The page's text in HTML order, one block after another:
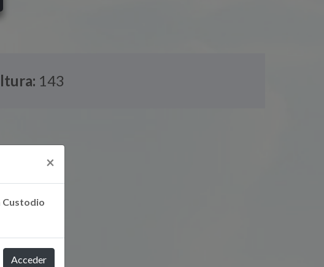
143
×
Custodio
Acceder